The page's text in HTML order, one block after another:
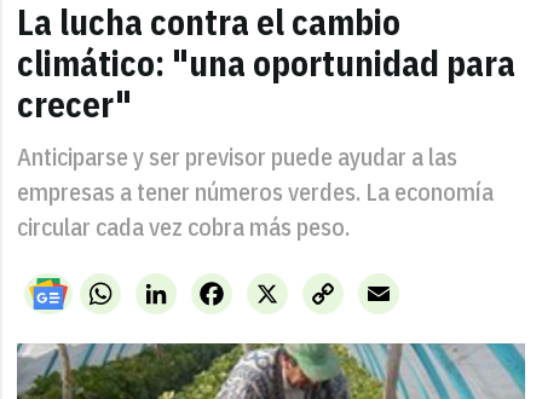
La lucha contra el cambio
climático: "una oportunidad para
crecer"
Anticiparse y ser previsor puede ayudar a las
empresas a tener números verdes. La economía
circular cada vez cobra más peso.
WhatsAppLinkedIn X
Facebook
Copy
Link
Email